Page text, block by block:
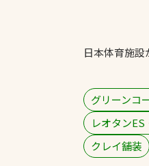
日本体育施
グリーンコ
レオタンES
クレイ舗装